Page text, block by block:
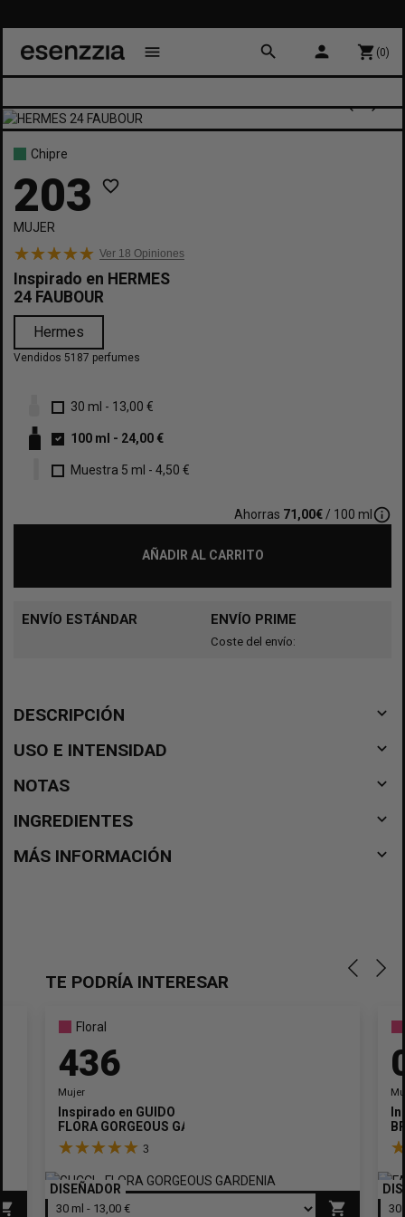
menu search person shopping_cart (0)
Chipre
203 favorite_border
MUJER
Ver 18 Opiniones
Inspirado en HERMES
24 FAUBOUR
Hermes
Vendidos 5187 perfumes
30 ml - 13,00 €
100 ml - 24,00 €
Muestra 5 ml - 4,50 €
Ahorras 71,00€ / 100 ml info_outline
AÑADIR AL CARRITO
ENVÍO ESTÁNDAR ENVÍO PRIME
Coste del envío:
DESCRIPCIÓN navigate_before
USO E INTENSIDAD navigate_before
NOTAS navigate_before
INGREDIENTES navigate_before
MÁS INFORMACIÓN navigate_before
TE PODRÍA INTERESAR
Floral
436
Mujer
Inspirado en GUIDO
FLORA GORGEOUS GARDENIA
3
DISEÑADOR
shopping_cart